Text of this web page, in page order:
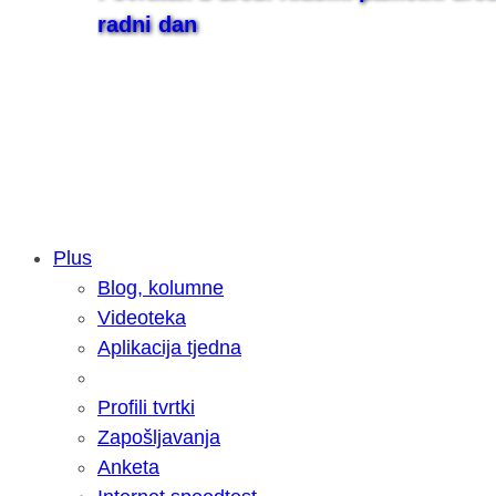
radni dan
Samsung otkrio kako je nastajala
razvoja donijelo tanje i izdržljivije
Plus
Blog, kolumne
Videoteka
Aplikacija tjedna
Profili tvrtki
Zapošljavanja
Anketa